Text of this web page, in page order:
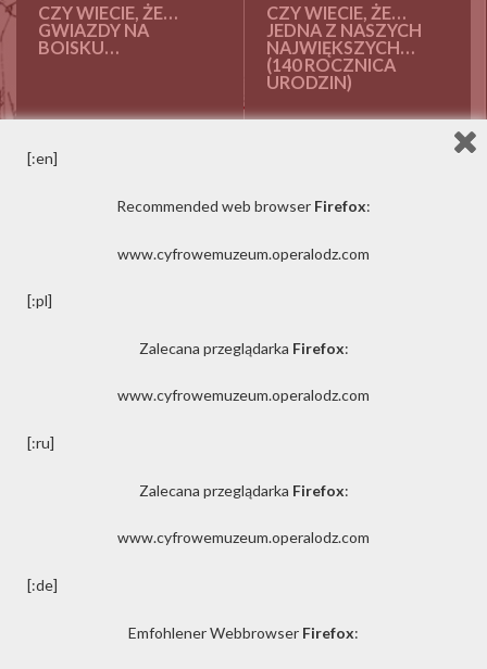
CZY WIECIE, ŻE…
GWIAZDY NA
BOISKU…
CZY WIECIE, ŻE…
JEDNA Z NASZYCH
NAJWIĘKSZYCH…
(140 ROCZNICA
URODZIN)
ОБРАЗОВАНИЕ
Февраль Март
Май
[:en]
Recommended web browser Firefox:
www.cyfrowemuzeum.operalodz.com
[:pl]
Zalecana przeglądarka Firefox:
www.cyfrowemuzeum.operalodz.com
[:ru]
Zalecana przeglądarka Firefox:
www.cyfrowemuzeum.operalodz.com
[:de]
Emfohlener Webbrowser Firefox: